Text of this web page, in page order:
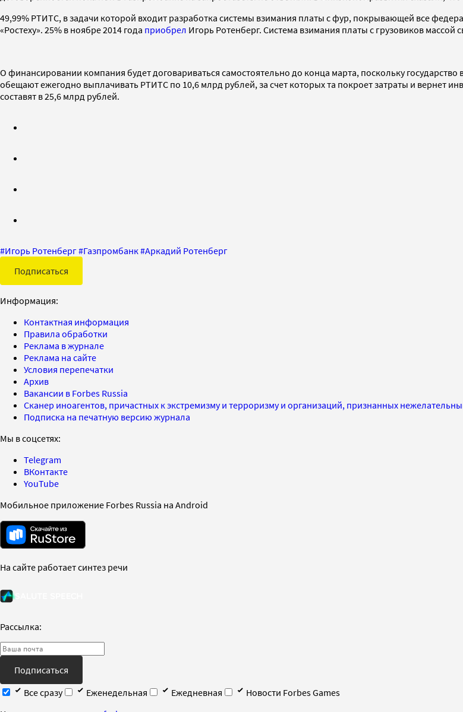
49,99% РТИТС, в задачи которой входит разработка системы взимания платы с фур, покрывающей все
«Ростеху». 25% в ноябре 2014 года приобрел Игорь Ротенберг. Система взимания платы с грузовиков массой
О финансировании компания будет договариваться самостоятельно до конца марта, поскольку государство
обещают ежегодно выплачивать РТИТС по 10,6 млрд рублей, за счет которых та покроет затраты и вернет
составят в 25,6 млрд рублей.
#Игорь Ротенберг#Газпромбанк#Аркадий Ротенберг
Подписаться
Информация:
Контактная информация
Правила обработки
Реклама в журнале
Реклама на сайте
Условия перепечатки
Архив
Вакансии в Forbes Russia
Сканер иноагентов, причастных к экстремизму и терроризму и организаций, признанных
Подписка на печатную версию журнала
Мы в соцсетях:
Telegram
ВКонтакте
YouTube
Мобильное приложение Forbes Russia на Android
На сайте работает синтез речи
Рассылка:
Подписаться
Все сразу
Еженедельная Ежедневная
Новости Forbes Games